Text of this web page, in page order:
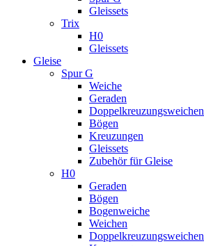
Gleissets
Trix
H0
Gleissets
Gleise
Spur G
Weiche
Geraden
Doppelkreuzungsweichen
Bögen
Kreuzungen
Gleissets
Zubehör für Gleise
H0
Geraden
Bögen
Bogenweiche
Weichen
Doppelkreuzungsweichen